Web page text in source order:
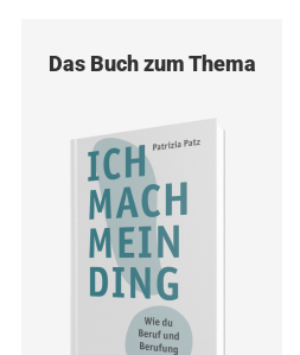
Das Buch zum Thema